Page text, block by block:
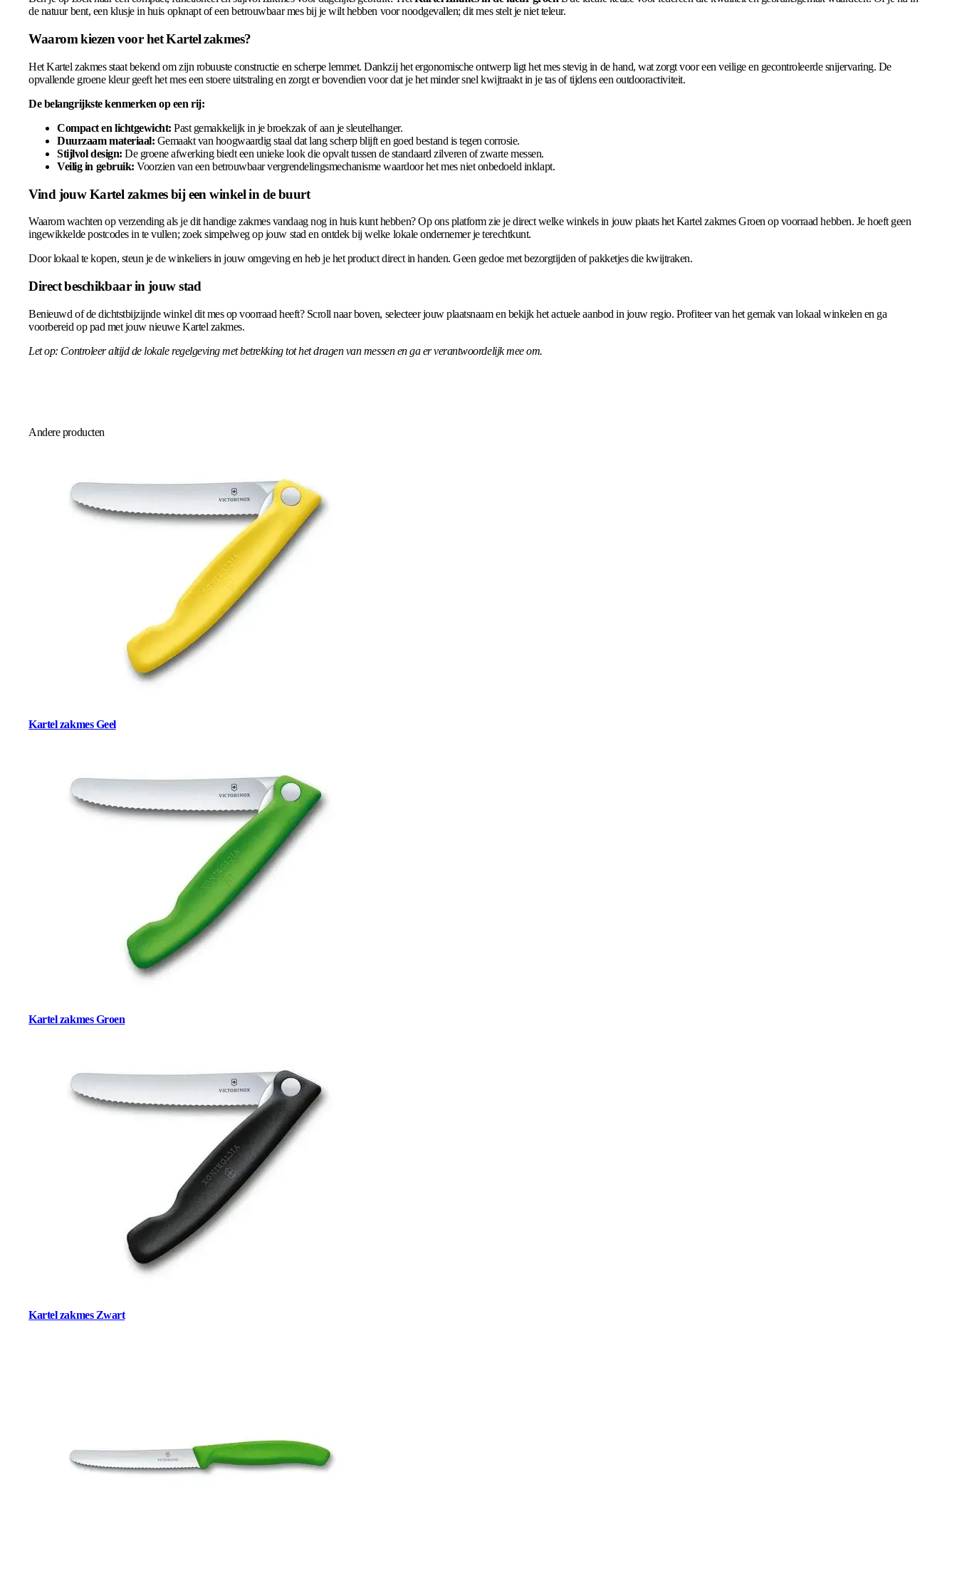
de natuur bent, een klusje in huis opknapt of een betrouwbaar mes bij je wilt hebben voor noodgevallen; dit mes stelt je niet teleur.
Waarom kiezen voor het Kartel zakmes?
Het Kartel zakmes staat bekend om zijn robuuste constructie en scherpe lemmet. Dankzij het ergonomische ontwerp ligt het mes stevig in de hand, wat zorgt voor een veilige en gecontroleerde snijervaring. De
opvallende groene kleur geeft het mes een stoere uitstraling en zorgt er bovendien voor dat je het minder snel kwijtraakt in je tas of tijdens een outdooractiviteit.
De belangrijkste kenmerken op een rij:
Compact en lichtgewicht: Past gemakkelijk in je broekzak of aan je sleutelhanger.
Duurzaam materiaal: Gemaakt van hoogwaardig staal dat lang scherp blijft en goed bestand is tegen corrosie.
Stijlvol design: De groene afwerking biedt een unieke look die opvalt tussen de standaard zilveren of zwarte messen.
Veilig in gebruik: Voorzien van een betrouwbaar vergrendelingsmechanisme waardoor het mes niet onbedoeld inklapt.
Vind jouw Kartel zakmes bij een winkel in de buurt
Waarom wachten op verzending als je dit handige zakmes vandaag nog in huis kunt hebben? Op ons platform zie je direct welke winkels in jouw plaats het Kartel zakmes Groen op voorraad hebben. Je hoeft geen
ingewikkelde postcodes in te vullen; zoek simpelweg op jouw stad en ontdek bij welke lokale ondernemer je terechtkunt.
Door lokaal te kopen, steun je de winkeliers in jouw omgeving en heb je het product direct in handen. Geen gedoe met bezorgtijden of pakketjes die kwijtraken.
Direct beschikbaar in jouw stad
Benieuwd of de dichtstbijzijnde winkel dit mes op voorraad heeft? Scroll naar boven, selecteer jouw plaatsnaam en bekijk het actuele aanbod in jouw regio. Profiteer van het gemak van lokaal winkelen en ga
voorbereid op pad met jouw nieuwe Kartel zakmes.
Let op: Controleer altijd de lokale regelgeving met betrekking tot het dragen van messen en ga er verantwoordelijk mee om.
Andere producten
Kartel zakmes Geel
Kartel zakmes Groen
Kartel zakmes Zwart